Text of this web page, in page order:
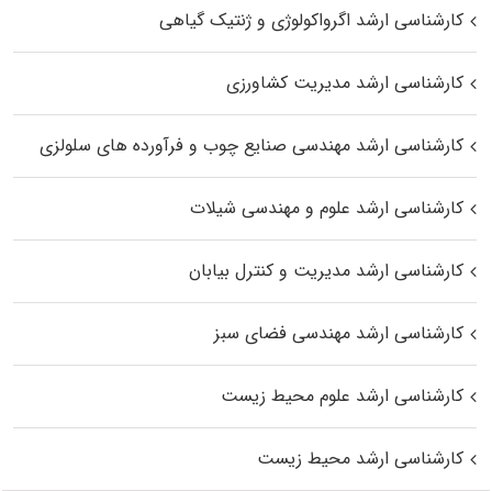
کارشناسی ارشد اگرواکولوژی و ژنتیک گیاهی
کارشناسی ارشد مدیریت کشاورزی
کارشناسی ارشد مهندسی صنایع چوب و فرآورده‌ های سلولزی
کارشناسی ارشد علوم و مهندسی شیلات
کارشناسی ارشد مدیریت و کنترل بیابان
کارشناسی ارشد مهندسی فضای سبز
کارشناسی ارشد علوم محیط‌ زیست
کارشناسی ارشد محیط زیست